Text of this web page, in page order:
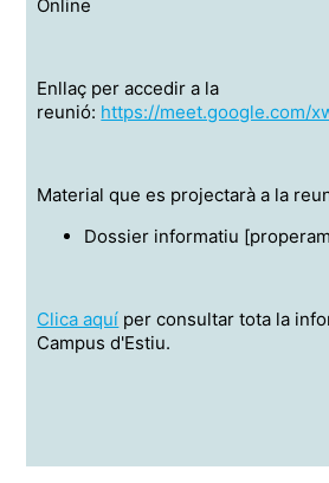
Online
Enllaç per accedir a la
reunió: https://meet.google.com/
Material que es projectarà a la
Dossier informatiu
Clica aquí per consultar tota la
Campus d'Estiu.